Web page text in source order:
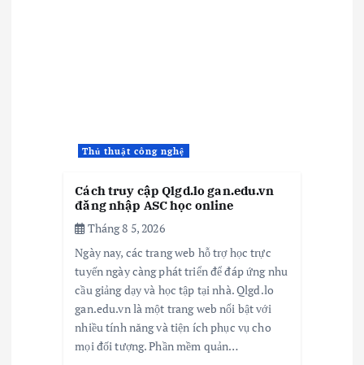
Thủ thuật công nghệ
Cách truy cập Qlgd.lo gan.edu.vn
đăng nhập ASC học online
Tháng 8 5, 2026
Ngày nay, các trang web hỗ trợ học trực
tuyến ngày càng phát triển để đáp ứng nhu
cầu giảng dạy và học tập tại nhà. Qlgd.lo
gan.edu.vn là một trang web nổi bật với
nhiều tính năng và tiện ích phục vụ cho
mọi đối tượng. Phần mềm quản…